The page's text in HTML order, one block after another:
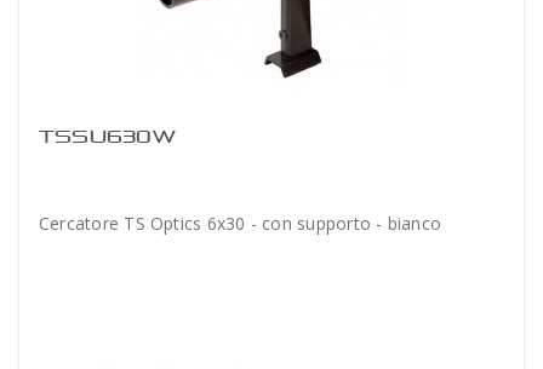
TSSU630W
Cercatore TS Optics 6x30 - con supporto - bianco